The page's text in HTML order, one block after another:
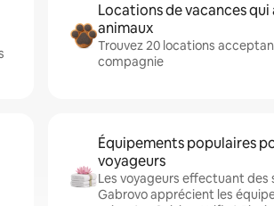
Locations de vacances
animaux
Trouvez 20 locations
compagnie
Équipements populaires
voyageurs
Les voyageurs effectuant des
Gabrovo apprécient les